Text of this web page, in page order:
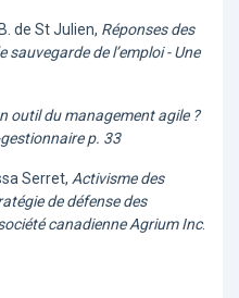
de St Julien, Réponses des
sauvegarde de l’emploi - Une
outil du management agile ?
p. 33
Serret, Activisme des
de défense des
canadienne Agrium Inc.